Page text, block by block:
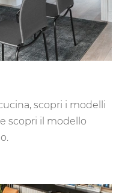
scopri i modelli
scopri il modello